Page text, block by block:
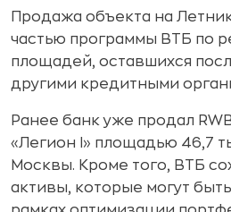
Продажа объекта на
частью программы ВТБ по
площадей, оставшихся
другими кредитными
Ранее банк уже продал
«Легион I» площадью 46,7
Москвы. Кроме того, ВТБ
активы, которые могут